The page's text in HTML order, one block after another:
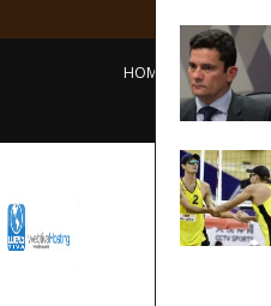
HOME EQUIPE O
///